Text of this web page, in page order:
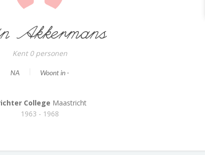
Akkermans
Kent 0 personen
NA Woont in -
College Maastricht
1963 - 1968